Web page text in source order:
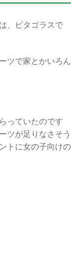
、ピタゴラスで
ツで家とかいろん
っていたのです
ツが足りなさそう
トに女の子向けの